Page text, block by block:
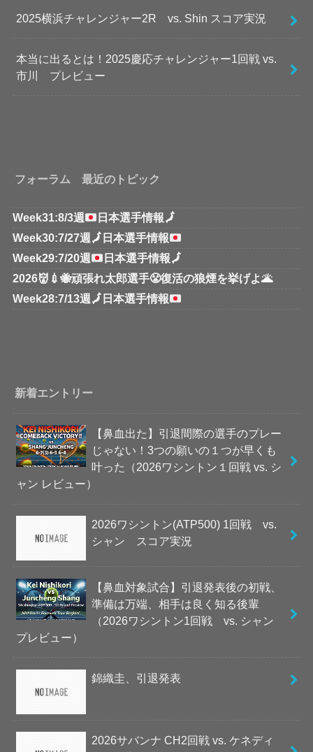
2025横浜チャレンジャー2R vs. Shin スコア実況
本当に出るとは！2025慶応チャレンジャー1回戦 vs.
市川 プレビュー
フォーラム 最近のトピック
Week31:8/3週 日本選手情報🗾
Week30:7/27週 🗾 日本選手情報
Week29:7/20週
日本選手情報🗾
2026👹💉🐝頑張れ太郎選手😤復活の狼煙を挙げよ🌋
Week28:7/13週 🗾 日本選手情報
新着エントリー
【鼻血出た】引退間際の選手のプレー
じゃない！3つの願いの１つが早くも
叶った（2026ワシントン１回戦 vs. シ
ャン レビュー）
2026ワシントン(ATP500) 1回戦 vs.
シャン スコア実況
【鼻血対象試合】引退発表後の初戦、
準備は万端、相手は良く知る後輩
（2026ワシントン1回戦 vs. シャン
プレビュー）
錦織圭、引退発表
2026サバンナ CH2回戦 vs. ケネディ